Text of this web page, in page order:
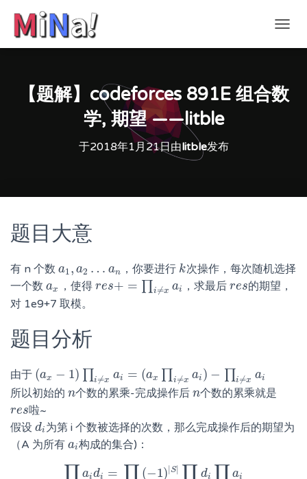
换
【题解】codeforces 891E 组合数
学, 期望 ——litble
于2018年1月21日 由litble发布
题目大意
有 n 个数 a1, a2 … an
a1 , a2 … an ，你要进行 k
k次操作，每次随机选择
一个数 ax
ax ，使得 res+ = ∏ i≠x ai
res+= ∏i≠ ai ，求最后 res
res 的期望，
对 1e9+7 取模。
题目分析
由于 (ax − 1) ∏i≠x ai = (ax ∏i≠x ai ) − ∏i≠x ai
(ax−1 ∏i ai=( ax ∏i≠ xai) ∏i≠x ai
所以初始的 n
n个数的累乘-完成操作后n
n个数的累乘就是
res
res啦~
假设 di
di 为第 i 个数被选择的次数，那么完成操作后的期望为
（A 为所有 ai
ai 构成的集合)：
aidi = (−1) S| di ai
idi=∏S⊂ −1)|S |∏i di∏ ai